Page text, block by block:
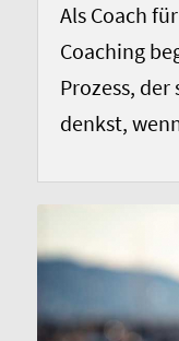
Als Coach
Coaching
Prozess, der
denkst,